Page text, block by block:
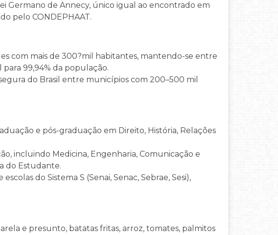
Germano de Annecy, único igual ao encontrado em
pelo CONDEPHAAT.
com mais de 300?mil habitantes, mantendo-se entre
para 99,94% da população.
do Brasil entre municípios com 200–500 mil
e pós-graduação em Direito, História, Relações
incluindo Medicina, Engenharia, Comunicação e
do Estudante.
escolas do Sistema S (Senai, Senac, Sebrae, Sesi),
e presunto, batatas fritas, arroz, tomates, palmitos